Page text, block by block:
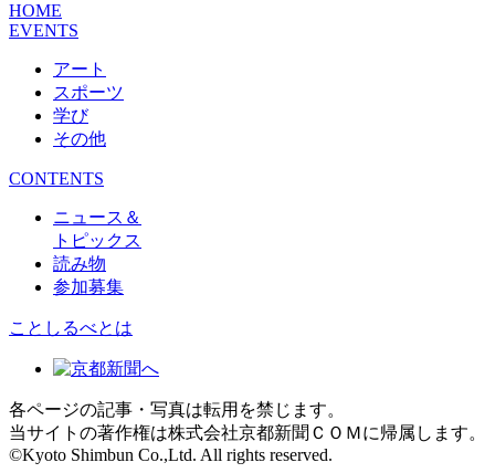
HOME
EVENTS
アート
スポーツ
学び
その他
CONTENTS
ニュース＆
トピックス
読み物
参加募集
ことしるべとは
各ページの記事・写真は転用を禁じます。
当サイトの著作権は株式会社京都新聞ＣＯＭに帰属します。
©Kyoto Shimbun Co.,Ltd. All rights reserved.